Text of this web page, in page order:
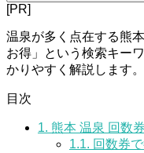
[PR]
温泉が多く点在する熊
お得」という検索キー
かりやすく解説します
目次
1. 熊本 温泉 回数
1.1. 回数券